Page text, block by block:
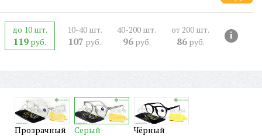
до 10 шт.
119 руб.
10-40 шт.
107 руб.
40-200 шт.
96руб.
от 200 шт.
86руб.
i
Прозрачный Серый Чёрный